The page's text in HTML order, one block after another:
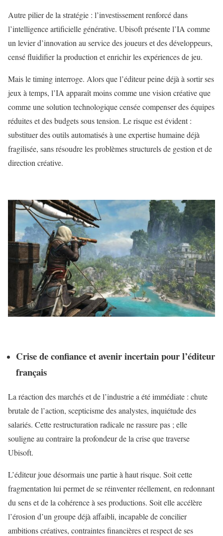
Autre pilier de la stratégie : l’investissement renforcé dans
l’intelligence artificielle générative. Ubisoft présente l’IA comme
un levier d’innovation au service des joueurs et des développeurs,
censé fluidifier la production et enrichir les expériences de jeu.
Mais le timing interroge. Alors que l’éditeur peine déjà à sortir ses
jeux à temps, l’IA apparaît moins comme une vision créative que
comme une solution technologique censée compenser des équipes
réduites et des budgets sous tension. Le risque est évident :
substituer des outils automatisés à une expertise humaine déjà
fragilisée, sans résoudre les problèmes structurels de gestion et de
direction créative.
Crise de confiance et avenir incertain pour l’éditeur
français
La réaction des marchés et de l’industrie a été immédiate : chute
brutale de l’action, scepticisme des analystes, inquiétude des
salariés. Cette restructuration radicale ne rassure pas ; elle
souligne au contraire la profondeur de la crise que traverse
Ubisoft.
L’éditeur joue désormais une partie à haut risque. Soit cette
fragmentation lui permet de se réinventer réellement, en redonnant
du sens et de la cohérence à ses productions. Soit elle accélère
l’érosion d’un groupe déjà affaibli, incapable de concilier
ambitions créatives, contraintes financières et respect de ses